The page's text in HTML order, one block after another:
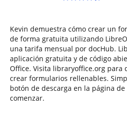
Kevin demuestra cómo crear un
de forma gratuita utilizando
una tarifa mensual por docHub.
aplicación gratuita y de código
Office. Visita libraryoffice.org para
crear formularios rellenables.
botón de descarga en la página
comenzar.